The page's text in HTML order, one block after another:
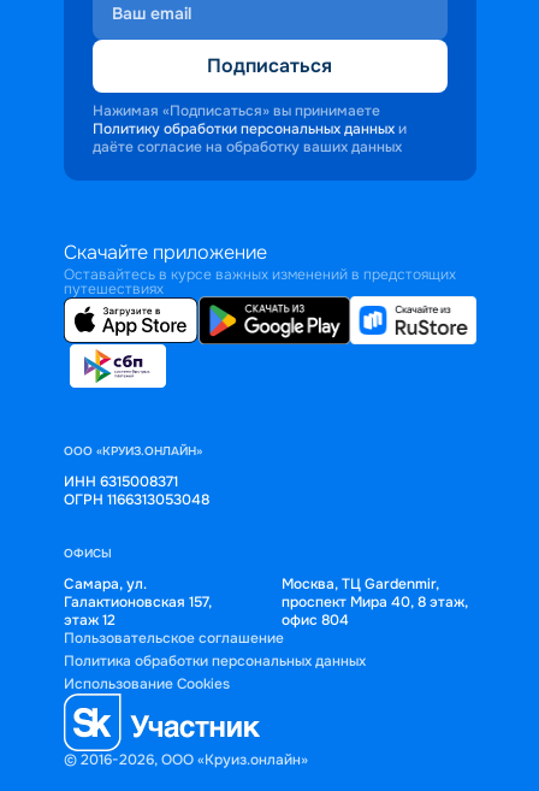
Подписаться
Нажимая «Подписаться» вы принимаете
Политику обработки персональных данных и
даёте согласие на обработку ваших данных
Скачайте приложение
Оставайтесь в курсе важных изменений в предстоящих
путешествиях
ООО «КРУИЗ.ОНЛАЙН»
ИНН 6315008371
ОГРН 1166313053048
ОФИСЫ
Самара, ул.
Галактионовская 157,
этаж 12
Москва, ТЦ Gardenmir,
проспект Мира 40, 8 этаж,
офис 804
© 2016-2026, ООО «Круиз.онлайн»
Пользовательское соглашение
Политика обработки персональных данных
Использование Cookies